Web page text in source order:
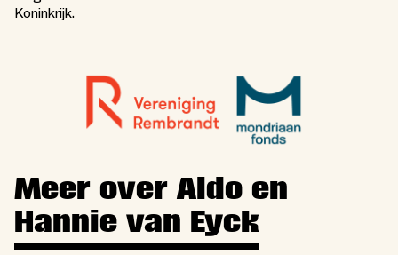
Koninkrijk.
Meer over Aldo en
Hannie van Eyck